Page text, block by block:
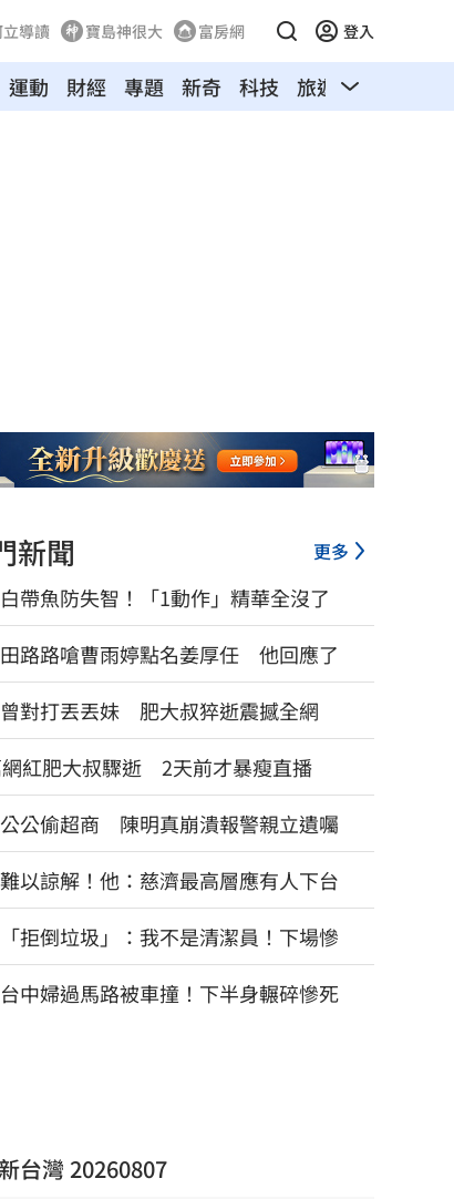
立導讀 寶島神很大 富房網 登入
運動 財經 專題 新奇 科技 旅遊 汽車
遭黑「假開店、真選舉
新聞 更多
帶魚防失智！「1動作」精華全沒了
路路嗆曹雨婷點名姜厚任 他回應了
對打丟丟妹 肥大叔猝逝震撼全網
紅肥大叔驟逝 2天前才暴瘦直播
公偷超商 陳明真崩潰報警親立遺囑
以諒解！他：慈濟最高層應有人下台
拒倒垃圾」：我不是清潔員！下場慘
中婦過馬路被車撞！下半身輾碎慘死
台灣 20260807